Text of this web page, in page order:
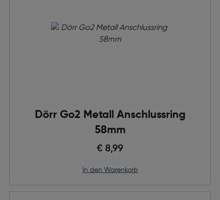
Dörr Go2 Metall Anschlussring
58mm
€ 8,99
in den Warenkorb